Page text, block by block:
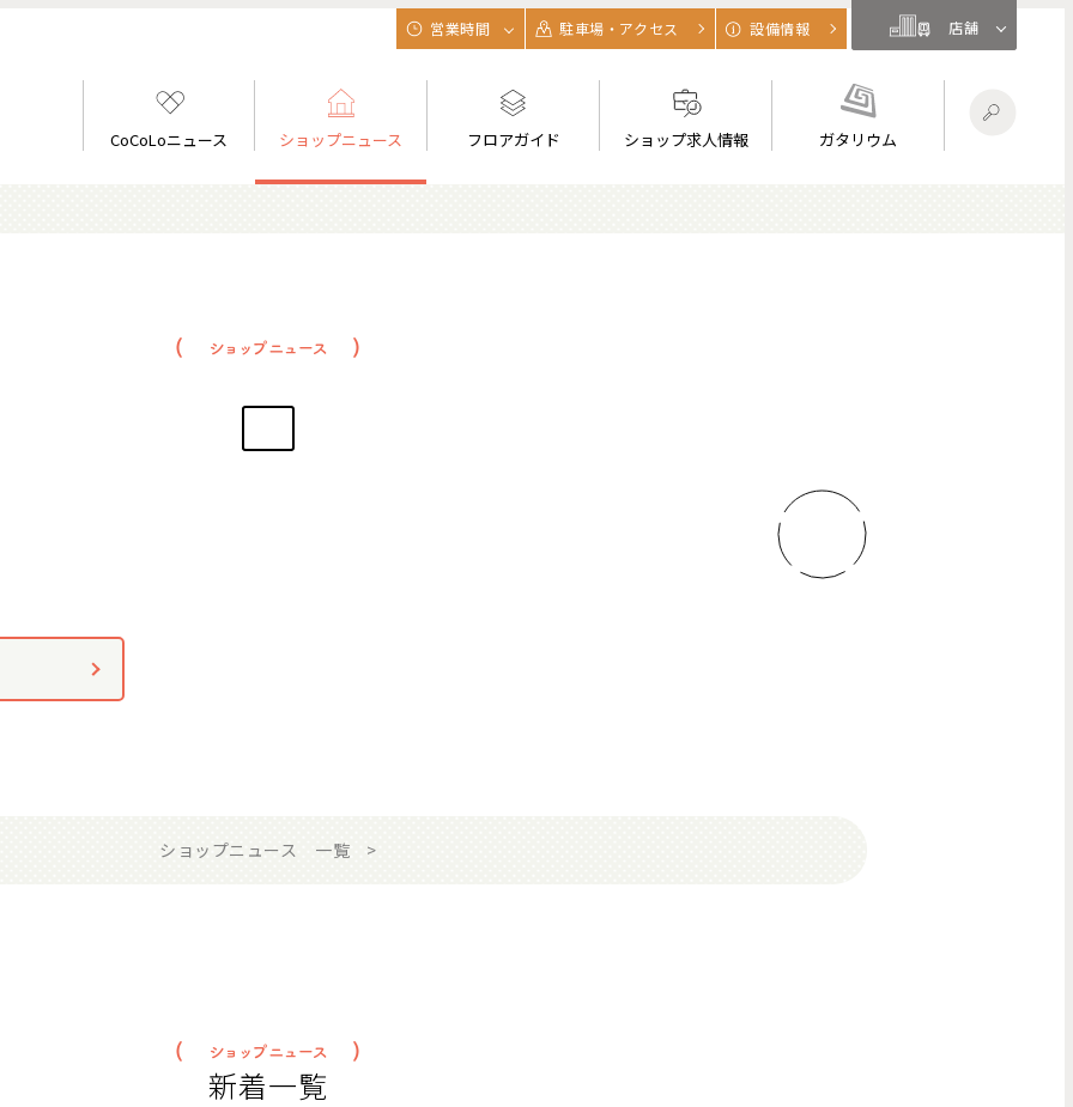
CoCoLoニュース ショップニュース フロアガイド ショップ求人情報 ガタリウム
営業時間 駐車場・アクセス 設備情報 店舗
ショップニュース 一覧
新着一覧